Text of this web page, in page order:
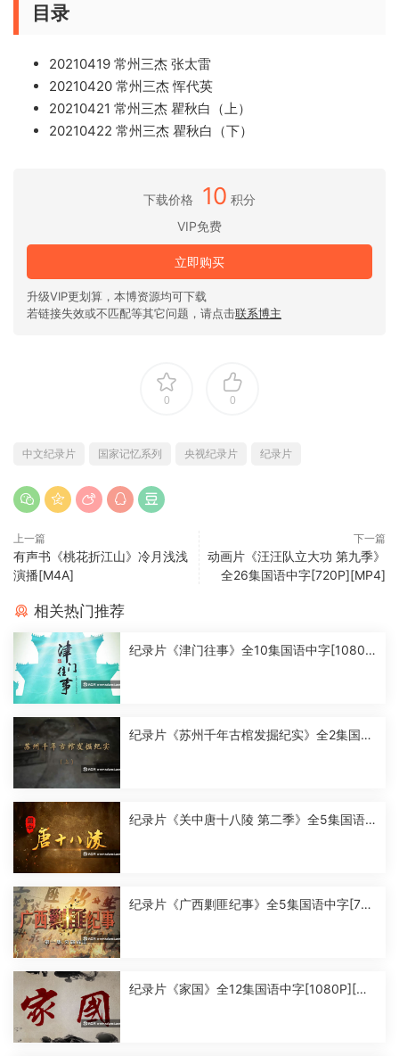
目录
20210419 常州三杰 张太雷
20210420 常州三杰 恽代英
20210421 常州三杰 瞿秋白（上）
20210422 常州三杰 瞿秋白（下）
下载价格 10 积分
VIP免费
立即购买
升级VIP更划算，本博资源均可下载
若链接失效或不匹配等其它问题，请点击联系博主
0 0
中文纪录片 国家记忆系列 央视纪录片 纪录片
上一篇
有声书《桃花折江山》冷月浅浅
演播[M4A]
下一篇
动画片《汪汪队立大功 第九季》
全26集国语中字[720P][MP4]
相关热门推荐
纪录片《津门往事》全10集国语中字[1080
纪录片《苏州千年古棺发掘纪实》全2集国语
纪录片《关中唐十八陵 第二季》全5集国语
纪录片《广西剿匪纪事》全5集国语中字[720
纪录片《家国》全12集国语中字[1080P][MP